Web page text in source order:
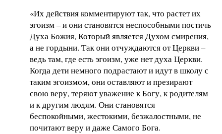
«Их действия комментируют так, что растет их
эгоизм – и они становятся неспособными постичь
Духа Божия, Который является Духом смирения,
а не гордыни. Так они отчуждаются от Церкви –
ведь там, где есть эгоизм, уже нет духа Церкви.
Когда дети немного подрастают и идут в школу с
таким эгоизмом, они оставляют и презирают
свою веру, теряют уважение к Богу, к родителям
и к другим людям. Они становятся
беспокойными, жестокими, безжалостными, не
почитают веру и даже Самого Бога.